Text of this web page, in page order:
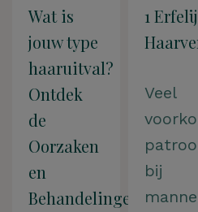
Wat is
jouw type
haaruitval?
Ontdek
de
Oorzaken
en
Behandelingen
1
Veel
bij